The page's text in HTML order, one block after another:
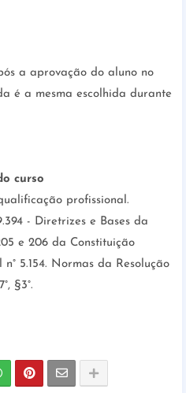
a aprovação do aluno no
é a mesma escolhida durante
curso
profissional.
- Diretrizes e Bases da
e 206 da Constituição
5.154. Normas da Resolução
§3°.